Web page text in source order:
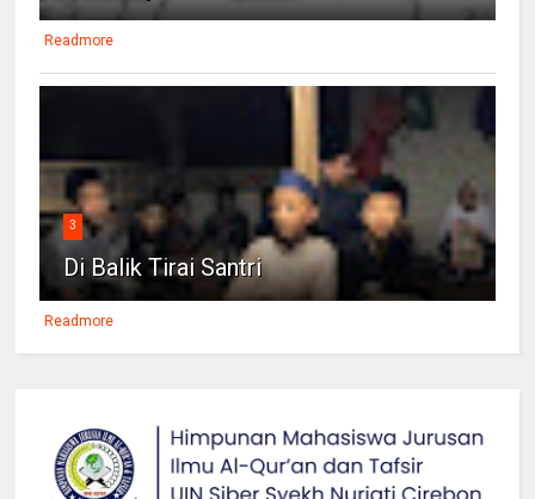
Readmore
3
Di Balik Tirai Santri
Readmore